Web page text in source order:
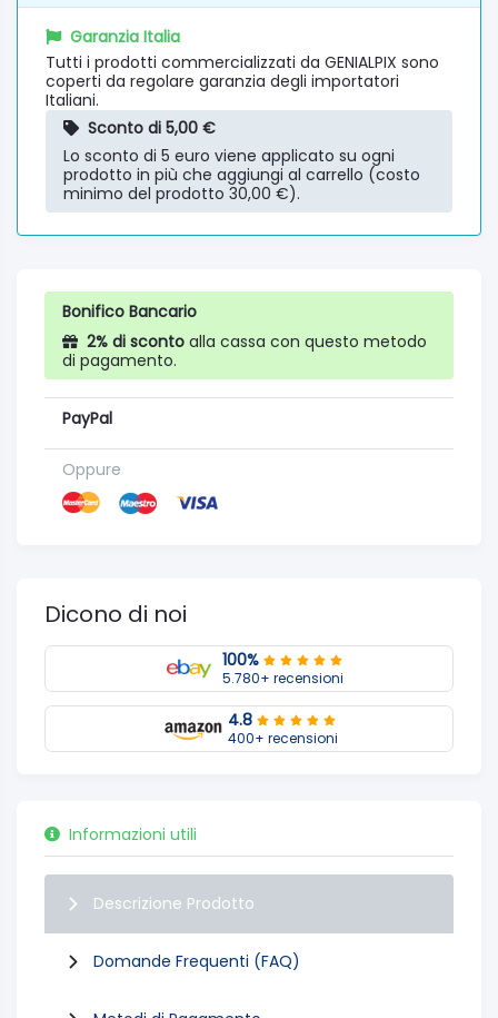
Garanzia Italia
Tutti i prodotti commercializzati da GENIALPIX sono
coperti da regolare garanzia degli importatori
Italiani.
Sconto di 5,00 €
Lo sconto di 5 euro viene applicato su ogni
prodotto in più che aggiungi al carrello (costo
minimo del prodotto 30,00 €).
Bonifico Bancario
2% di sconto alla cassa con questo metodo
di pagamento.
PayPal
Oppure
Dicono di noi
100%
5.780+ recensioni
4.8
400+ recensioni
Informazioni utili
Descrizione Prodotto
Domande Frequenti (FAQ)